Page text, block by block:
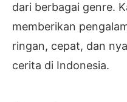
dari berbagai genre.
memberikan
ringan, cepat, dan
cerita di Indonesia.